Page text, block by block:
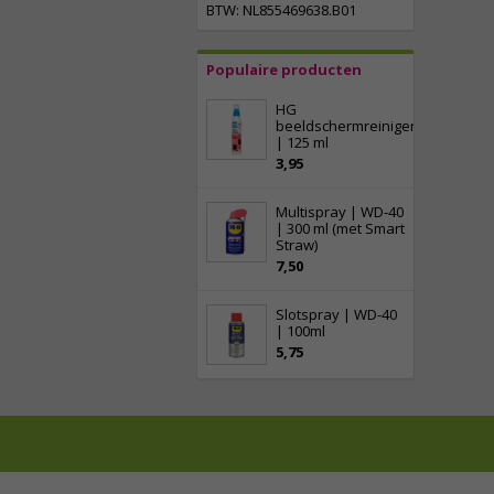
BTW: NL855469638.B01
Populaire producten
HG
beeldschermreiniger
| 125 ml
3,95
Multispray | WD-40
| 300 ml (met Smart
Straw)
7,50
Slotspray | WD-40
| 100ml
5,75